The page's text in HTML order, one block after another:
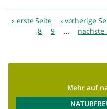
Seiten
« erste Seite ‹ vorherige
8
9 … nächste
Mehr auf